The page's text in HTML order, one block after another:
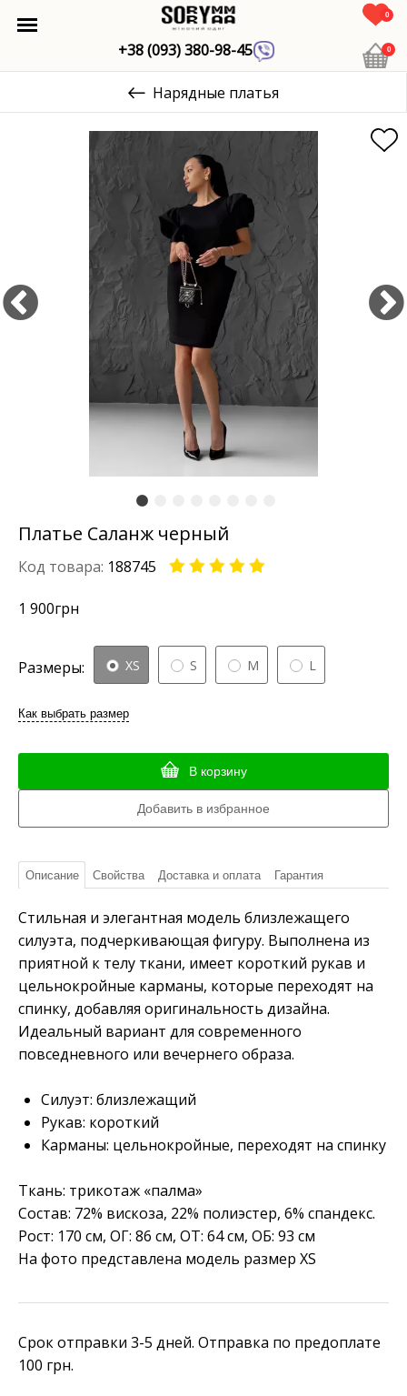
+38 (093) 380-98-45
0
0
Нарядные платья
Платье Саланж черный
Код товара: 188745
1 900грн
Размеры: XS S M L
Как выбрать размер
В корзину
Описание Свойства Доставка и оплата Гарантия
Стильная и элегантная модель близлежащего
силуэта, подчеркивающая фигуру. Выполнена из
приятной к телу ткани, имеет короткий рукав и
цельнокройные карманы, которые переходят на
спинку, добавляя оригинальность дизайна.
Идеальный вариант для современного
повседневного или вечернего образа.
Силуэт: близлежащий
Рукав: короткий
Карманы: цельнокройные, переходят на спинку
Ткань: трикотаж «палма»
Состав: 72% вискоза, 22% полиэстер, 6% спандекс.
Рост: 170 см, ОГ: 86 см, ОТ: 64 см, ОБ: 93 см
На фото представлена модель размер XS
Срок отправки 3-5 дней. Отправка по предоплате
100 грн.